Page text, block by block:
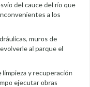
del cauce del río que
a los
muros de
al parque el
limpieza y recuperación
ejecutar obras